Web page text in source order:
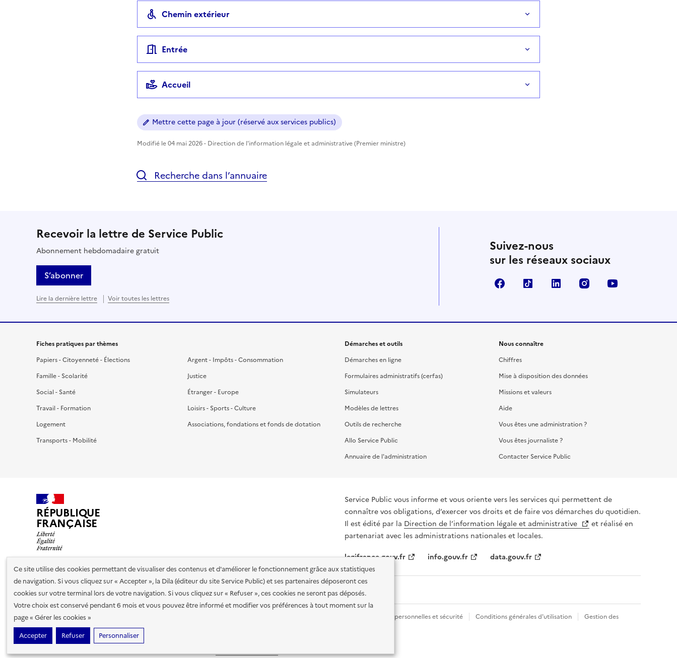
Ce site utilise des cookies permettant de visualiser des contenus et d'améliorer le fonctionnement grâce aux statistiques
de navigation. Si vous cliquez sur « Accepter », la Dila (éditeur du site Service Public) et ses partenaires déposeront ces
cookies sur votre terminal lors de votre navigation. Si vous cliquez sur « Refuser », ces cookies ne seront pas déposés.
Votre choix est conservé pendant 6 mois et vous pouvez être informé et modifier vos préférences à tout moment sur la
page « Gérer les cookies »
Accepter
Refuser Personnaliser
Chemin extérieur
Entrée
Accueil
Mettre cette page à jour (réservé aux services publics)
Modifié le 04 mai 2026 - Direction de l'information légale et administrative (Premier ministre)
Recherche dans l’annuaire
Recevoir la lettre de Service Public
Abonnement hebdomadaire gratuit
S’abonner
Lire la dernière lettre Voir toutes les lettres
Suivez-nous
sur les réseaux sociaux
FacebookTikTok LinkedIn Instagram
Fiches pratiques par thèmes
Papiers - Citoyenneté - Élections
Famille - Scolarité
Social - Santé
Travail - Formation
Logement
Transports - Mobilité
Argent - Impôts - Consommation
Justice
Étranger - Europe
Loisirs - Sports - Culture
Associations, fondations et fonds de dotation
Démarches et outils
Démarches en ligne
Formulaires administratifs (cerfas)
Simulateurs
Modèles de lettres
Outils de recherche
Allo Service Public
Annuaire de l'administration
Nous connaître
Chiffres
Mise à disposition des données
Missions et valeurs
Aide
Vous êtes une administration ?
Vous êtes journaliste ?
Contacter Service Public
RÉPUBLIQUE
FRANÇAISE
Service Public vous informe et vous oriente vers les services qui permettent de
connaître vos obligations, d’exercer vos droits et de faire vos démarches du quotidien.
Il est édité par la Direction de l’information légale et administrative
et réalisé en
partenariat avec les administrations nationales et locales.
legifrance.gouv.fr
info.gouv.fr data.gouv.fr
Nos partenaires
Plan du site Accessibilité : totalement conforme Données personnelles et sécurité Conditions générales d'utilisation
Gestion des
cookies